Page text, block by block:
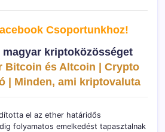
Csoportunkhoz!
magyar kriptoközösséget
Bitcoin és Altcoin | Crypto
| Minden, ami kriptovaluta
el az ether határidős
folyamatos emelkedést tapasztalnak